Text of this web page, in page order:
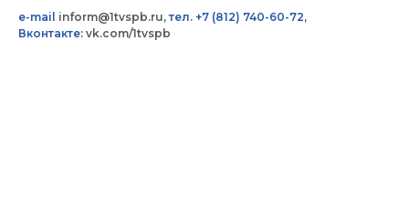
e-mail inform@1tvspb.ru, тел. +7 (812) 740-60-72,
Вконтакте: vk.com/1tvspb